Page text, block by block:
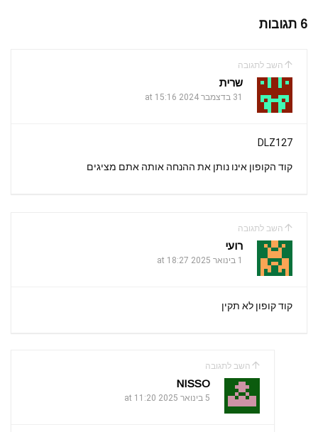
ce
b
o
o
k
p
6 תגובות
השב לתגובה
שרית
31 בדצמבר 2024 at 15:16
DLZ127
קוד הקופון אינו נותן את ההנחה אותה אתם מציגים
השב לתגובה
רועי
1 בינואר 2025 at 18:27
קוד קופון לא תקין
השב לתגובה
NISSO
5 בינואר 2025 at 11:20